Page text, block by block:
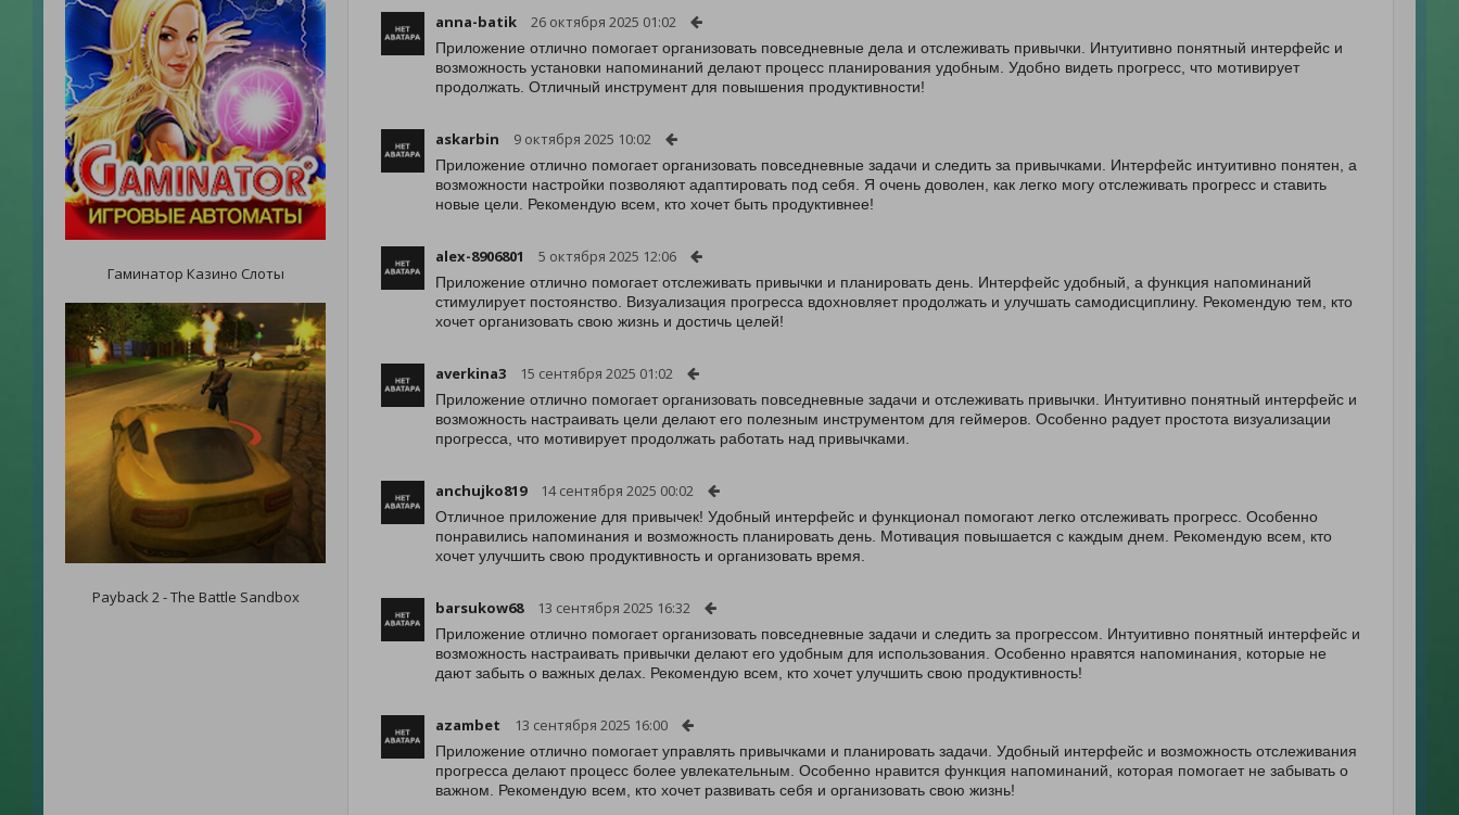
Гаминатор Казино Слоты
Payback 2 - The Battle Sandbox
anna-batik 26 октября 2025 01:02
Приложение отлично помогает организовать повседневные дела и отслеживать привычки. Интуитивно понятный интерфейс и
возможность установки напоминаний делают процесс планирования удобным. Удобно видеть прогресс, что мотивирует
продолжать. Отличный инструмент для повышения продуктивности!
askarbin 9 октября 2025 10:02
Приложение отлично помогает организовать повседневные задачи и следить за привычками. Интерфейс интуитивно понятен, а
возможности настройки позволяют адаптировать под себя. Я очень доволен, как легко могу отслеживать прогресс и ставить
новые цели. Рекомендую всем, кто хочет быть продуктивнее!
alex-8906801 5 октября 2025 12:06
Приложение отлично помогает отслеживать привычки и планировать день. Интерфейс удобный, а функция напоминаний
стимулирует постоянство. Визуализация прогресса вдохновляет продолжать и улучшать самодисциплину. Рекомендую тем, кто
хочет организовать свою жизнь и достичь целей!
averkina3 15 сентября 2025 01:02
Приложение отлично помогает организовать повседневные задачи и отслеживать привычки. Интуитивно понятный интерфейс и
возможность настраивать цели делают его полезным инструментом для геймеров. Особенно радует простота визуализации
прогресса, что мотивирует продолжать работать над привычками.
anchujko819 14 сентября 2025 00:02
Отличное приложение для привычек! Удобный интерфейс и функционал помогают легко отслеживать прогресс. Особенно
понравились напоминания и возможность планировать день. Мотивация повышается с каждым днем. Рекомендую всем, кто
хочет улучшить свою продуктивность и организовать время.
barsukow68 13 сентября 2025 16:32
Приложение отлично помогает организовать повседневные задачи и следить за прогрессом. Интуитивно понятный интерфейс и
возможность настраивать привычки делают его удобным для использования. Особенно нравятся напоминания, которые не
дают забыть о важных делах. Рекомендую всем, кто хочет улучшить свою продуктивность!
azambet 13 сентября 2025 16:00
Приложение отлично помогает управлять привычками и планировать задачи. Удобный интерфейс и возможность отслеживания
прогресса делают процесс более увлекательным. Особенно нравится функция напоминаний, которая помогает не забывать о
важном. Рекомендую всем, кто хочет развивать себя и организовать свою жизнь!